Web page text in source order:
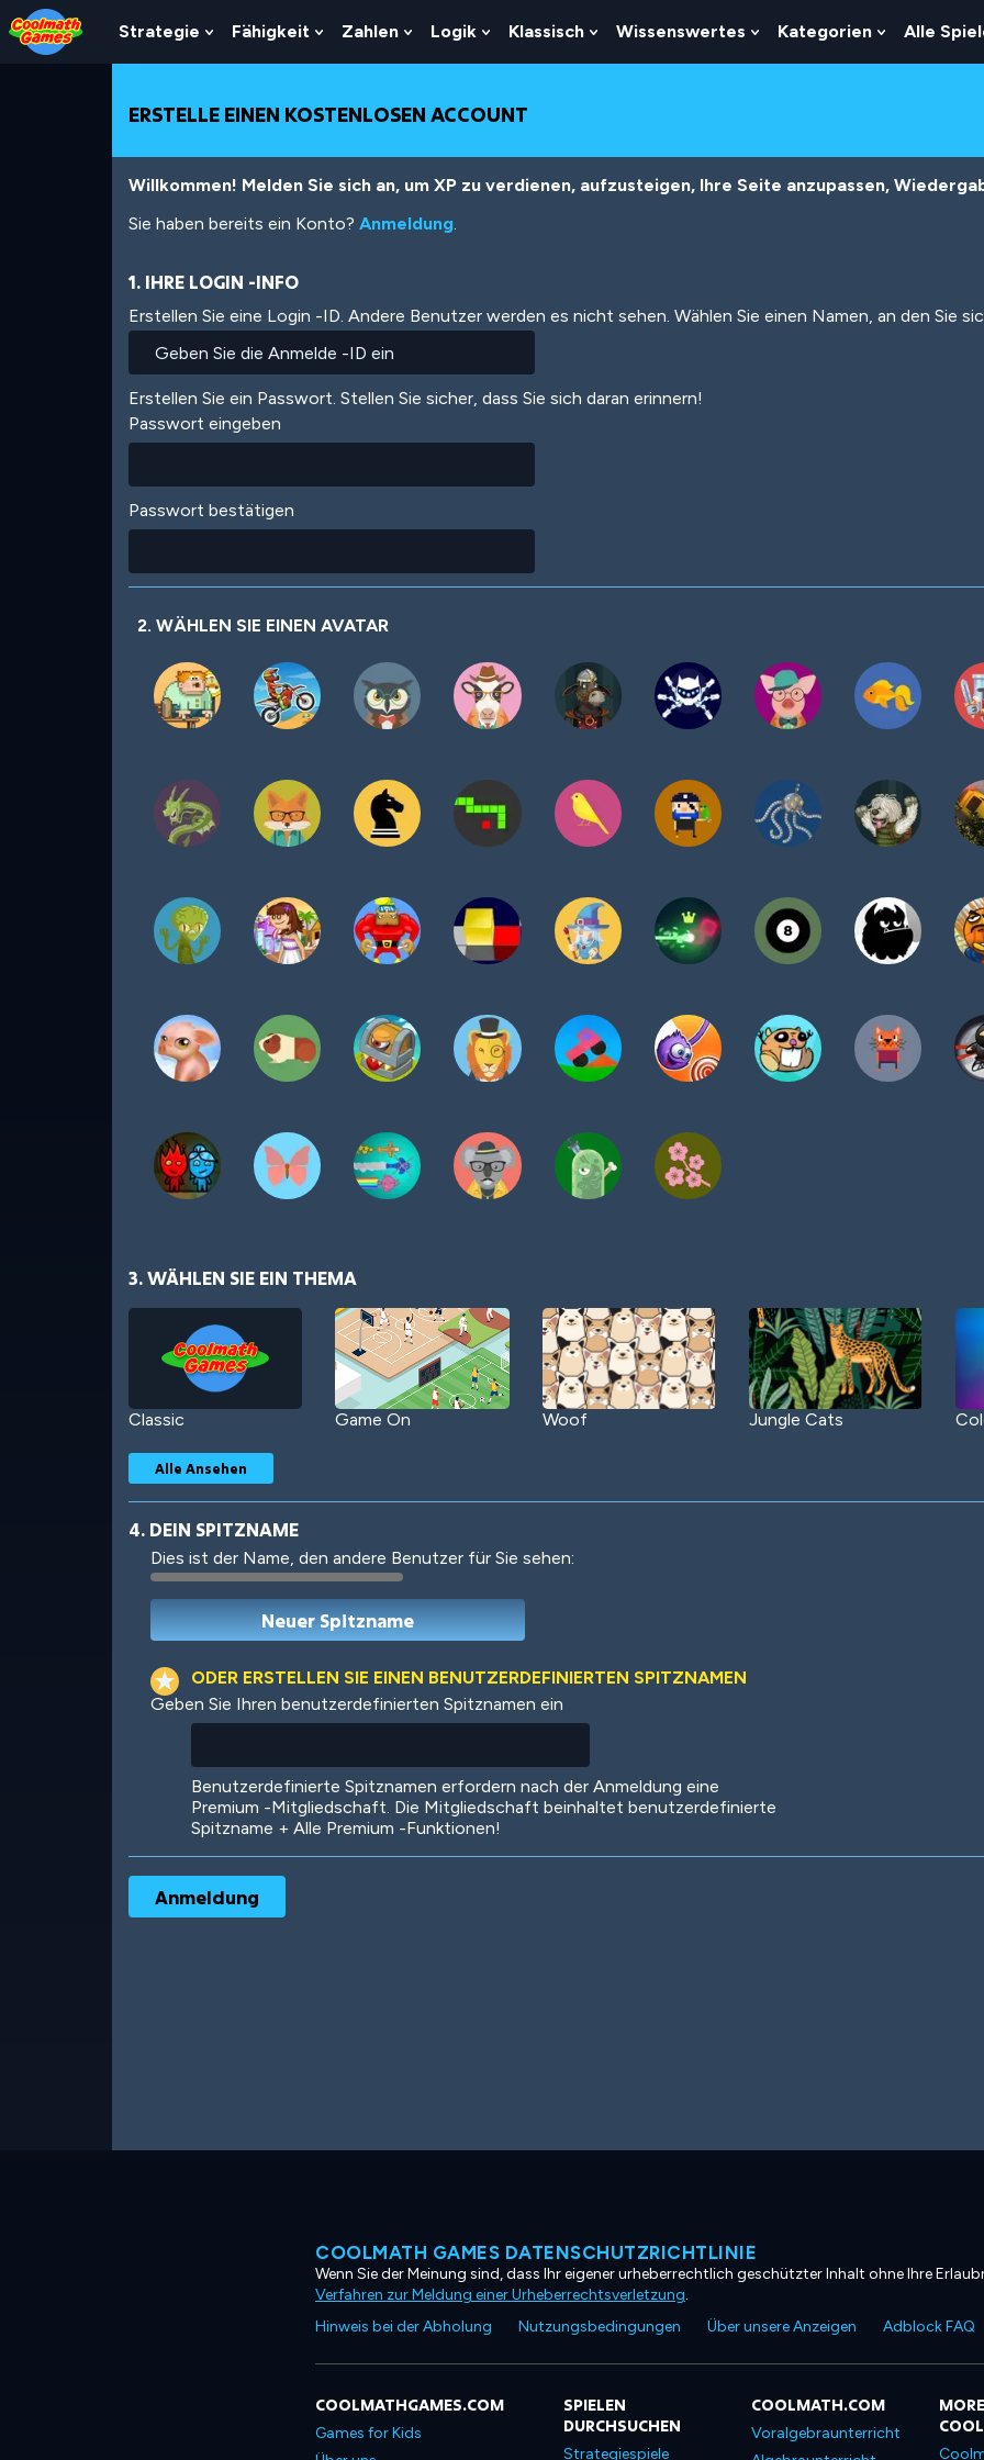
Skip
to
Top
Skip
to
Navigation
Skip
to
Main
Skip
to
Footer
Direkt
zum
Inhalt
Strategie
Show
Submenu
Strategie
Fähigkeit
Show
Submenu
Fähigkeit
Zahlen
Show
Submenu
Zahlen
Logik
Show
Submenu
Logik
Klassisch
Show
Submenu
Wissenswertes
Show
Submenu
Kategorien
Show
Submenu
Alle
ERSTELLE EINEN KOSTENLOSEN ACCOUNT
Willkommen! Melden Sie sich an, um XP zu verdienen, aufzusteigen, Ihre Seite anzupassen,
Sie haben bereits ein Konto? Anmeldung.
1. IHRE LOGIN -INFO
Erstellen Sie eine Login -ID. Andere Benutzer werden es nicht sehen. Wählen Sie einen Namen, an den Sie
Erstellen Sie ein Passwort. Stellen Sie sicher, dass Sie sich daran erinnern!
Passwort eingeben
Passwort bestätigen
2. WÄHLEN SIE EINEN AVATAR
3. WÄHLEN SIE EIN THEMA
Classic Game On Woof Jungle Cats
Robotic International
Ooh! Aah!
Alle Ansehen
4. DEIN SPITZNAME
Dies ist der Name, den andere Benutzer für Sie sehen:
ODER ERSTELLEN SIE EINEN BENUTZERDEFINIERTEN SPITZNAMEN
Geben Sie Ihren benutzerdefinierten Spitznamen ein
Benutzerdefinierte Spitznamen erfordern nach der Anmeldung eine
Premium -Mitgliedschaft. Die Mitgliedschaft beinhaltet benutzerdefinierte
Spitzname + Alle Premium -Funktionen!
COOLMATH GAMES DATENSCHUTZRICHTLINIE
Wenn Sie der Meinung sind, dass Ihr eigener urheberrechtlich geschützter Inhalt ohne Ihre
Verfahren zur Meldung einer Urheberrechtsverletzung.
Hinweis bei der Abholung
Nutzungsbedingungen Über unsere Anzeigen Adblock FAQ
COOLMATHGAMES.COM
Games for Kids
SPIELEN
DURCHSUCHEN
Strategiespiele
COOLMATH.COM
Voralgebraunterricht